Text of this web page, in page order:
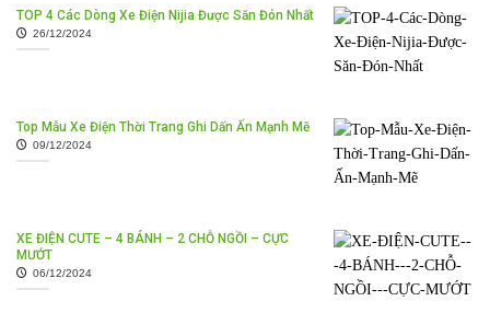
TOP 4 Các Dòng Xe Điện Nijia Được Săn Đón Nhất
26/12/2024
Top Mẫu Xe Điện Thời Trang Ghi Dấn Ấn Mạnh Mẽ
09/12/2024
XE ĐIỆN CUTE – 4 BÁNH – 2 CHỖ NGỒI – CỰC
MƯỚT
06/12/2024